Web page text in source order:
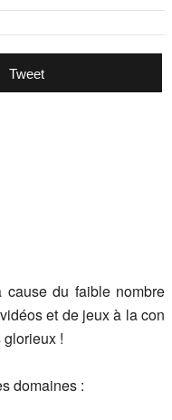
Tweet
du faible nombre
et de jeux à la con
!
domaines :